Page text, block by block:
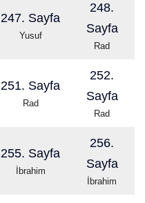
247. Sayfa
Yusuf
248.
Sayfa
Rad
251. Sayfa
Rad
252.
Sayfa
Rad
255. Sayfa
İbrahim
256.
Sayfa
İbrahim